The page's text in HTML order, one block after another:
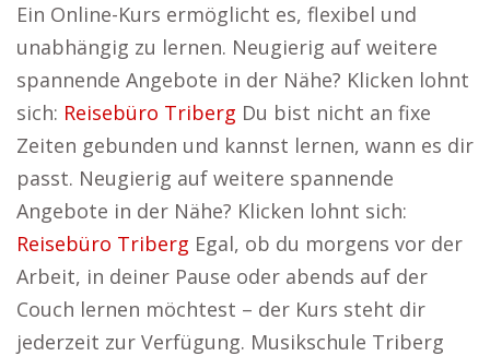
Ein Online-Kurs ermöglicht es, flexibel und
unabhängig zu lernen. Neugierig auf weitere
spannende Angebote in der Nähe? Klicken lohnt
sich: Reisebüro Triberg Du bist nicht an fixe
Zeiten gebunden und kannst lernen, wann es dir
passt. Neugierig auf weitere spannende
Angebote in der Nähe? Klicken lohnt sich:
Reisebüro Triberg Egal, ob du morgens vor der
Arbeit, in deiner Pause oder abends auf der
Couch lernen möchtest – der Kurs steht dir
jederzeit zur Verfügung. Musikschule Triberg